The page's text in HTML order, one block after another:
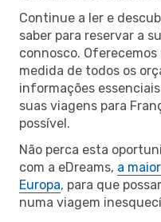
Continue a ler e
saber para reservar a
connosco. Oferecemos
medida de todos os
informações
suas viagens para
possível.
Não perca esta
com a eDreams, a
Europa, para que
numa viagem